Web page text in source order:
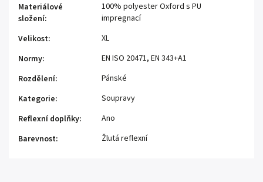
Materiálové
složení:
100% polyester Oxford s PU
impregnací
Velikost:
XL
Normy:
EN ISO 20471, EN 343+A1
Rozdělení:
Pánské
Kategorie:
Soupravy
Reflexní doplňky:
Ano
Barevnost: Žlutá reflexní